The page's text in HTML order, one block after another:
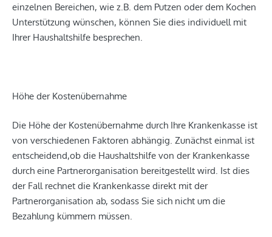
einzelnen Bereichen, wie z.B. dem Putzen oder dem Kochen
Unterstützung wünschen, können Sie dies individuell mit
Ihrer Haushaltshilfe besprechen.
Höhe der Kostenübernahme
Die Höhe der Kostenübernahme durch Ihre Krankenkasse ist
von verschiedenen Faktoren abhängig. Zunächst einmal ist
entscheidend,ob die Haushaltshilfe von der Krankenkasse
durch eine Partnerorganisation bereitgestellt wird. Ist dies
der Fall rechnet die Krankenkasse direkt mit der
Partnerorganisation ab, sodass Sie sich nicht um die
Bezahlung kümmern müssen.